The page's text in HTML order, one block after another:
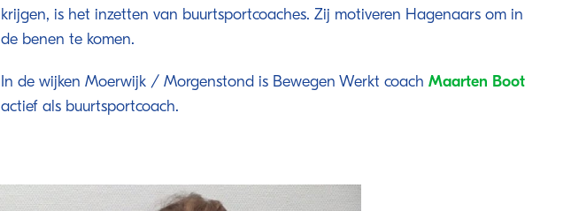
krijgen, is het inzetten van buurtsportcoaches. Zij motiveren Hagenaars om in
de benen te komen.
In de wijken Moerwijk / Morgenstond is Bewegen Werkt coach Maarten Boot
actief als buurtsportcoach.